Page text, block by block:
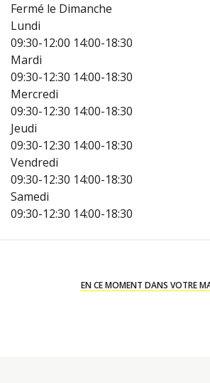
Fermé le Dimanche
Lundi
09:30-12:00 14:00-18:30
Mardi
09:30-12:30 14:00-18:30
Mercredi
09:30-12:30 14:00-18:30
Jeudi
09:30-12:30 14:00-18:30
Vendredi
09:30-12:30 14:00-18:30
Samedi
09:30-12:30 14:00-18:30
EN CE MOMENT DANS VOTRE